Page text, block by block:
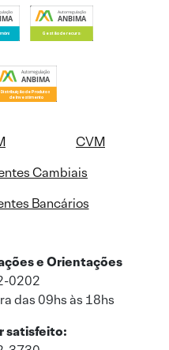
CVM
Cambiais
Bancários
e Orientações
0202
das 09hs às 18hs
satisfeito: